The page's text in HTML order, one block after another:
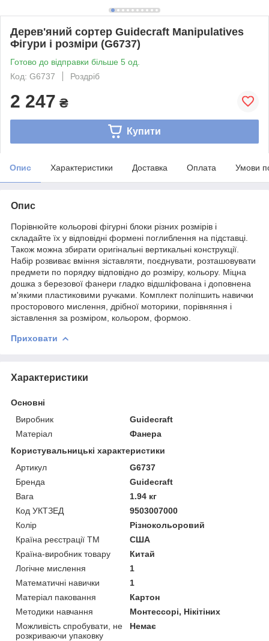
Дерев'яний сортер Guidecraft Manipulatives
Фігури і розміри (G6737)
Готово до відправки більше 5 од.
Код: G6737
Роздріб
2 247 ₴
Купити
Опис Характеристики Доставка Оплата Умови
Опис
Порівнюйте кольорові фігурні блоки різних розмірів і
складайте їх у відповідні формені поглиблення на підставці.
Також можна збирати оригінальні вертикальні конструкції.
Набір розвиває вміння зіставляти, поєднувати, розташовувати
предмети по порядку відповідно до розміру, кольору. Міцна
дошка з березової фанери гладко відшліфована і доповнена
м'якими пластиковими ручками. Комплект поліпшить навички
просторового мислення, дрібної моторики, порівняння і
зіставлення за розміром, кольором, формою.
Приховати
Характеристики
Основні
Виробник
Guidecraft
Матеріал
Фанера
Користувальницькі характеристики
Артикул
G6737
Бренда
Guidecraft
Вага
1.94 кг
Код УКТЗЕД
9503007000
Колір
Різнокольоровий
Країна реєстрації ТМ
США
Країна-виробник товару
Китай
Логічне мислення
1
Математичні навички
1
Матеріал паковання
Картон
Методики навчання
Монтессорі, Нікітіних
Можливість спробувати, не
розкриваючи упаковку
Немає